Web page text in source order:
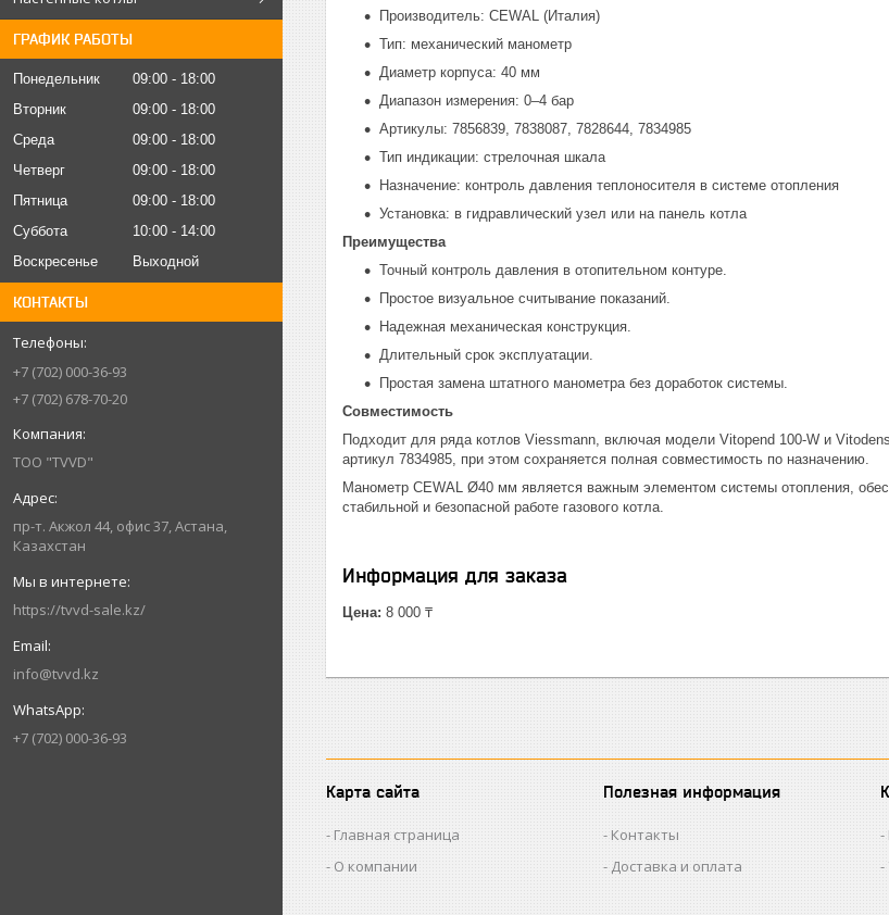
ГРАФИК РАБОТЫ
Понедельник 09:00
18:00
Вторник
09:00
18:00
Среда
09:00
18:00
Четверг
09:00
18:00
Пятница
09:00
18:00
Суббота
10:00
14:00
Воскресенье
Выходной
КОНТАКТЫ
+7 (702) 000-36-93
+7 (702) 678-70-20
ТОО "TVVD"
пр-т. Акжол 44, офис 37, Астана,
Казахстан
https://tvvd-sale.kz/
info@tvvd.kz
+7 (702) 000-36-93
Производитель: CEWAL (Италия)
Тип: механический манометр
Диаметр корпуса: 40 мм
Диапазон измерения: 0–4 бар
Артикулы: 7856839, 7838087, 7828644, 7834985
Тип индикации: стрелочная шкала
Назначение: контроль давления теплоносителя в системе отопления
Установка: в гидравлический узел или на панель котла
Преимущества
Точный контроль давления в отопительном контуре.
Простое визуальное считывание показаний.
Надежная механическая конструкция.
Длительный срок эксплуатации.
Простая замена штатного манометра без доработок системы.
Совместимость
Подходит для ряда котлов Viessmann, включая модели Vitopend 100-W и
артикул 7834985, при этом сохраняется полная совместимость по назначению.
Манометр CEWAL Ø40 мм является важным элементом системы отопления,
стабильной и безопасной работе газового котла.
Информация для заказа
Цена: 8 000 ₸
Карта сайта
Главная страница
О компании
Полезная информация
Контакты
Доставка и оплата